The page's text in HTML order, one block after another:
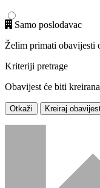
Samo poslodavac
Želim primati obavijesti
Kriteriji pretrage
Obavijest će biti
Otkaži Kreiraj